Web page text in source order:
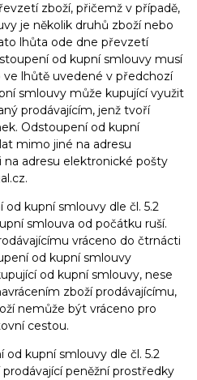
zboží, přičemž v případě,
je několik druhů zboží nebo
lhůta ode dne převzetí
od kupní smlouvy musí
ve lhůtě uvedené v předchozí
smlouvy může kupující využit
prodávajícím, jenž tvoří
Odstoupení od kupní
mimo jiné na adresu
adresu elektronické pošty
kupní smlouvy dle čl. 5.2
smlouva od počátku ruší.
vráceno do čtrnácti
od kupní smlouvy
od kupní smlouvy, nese
zboží prodávajícímu,
nemůže být vráceno pro
cestou.
kupní smlouvy dle čl. 5.2
peněžní prostředky